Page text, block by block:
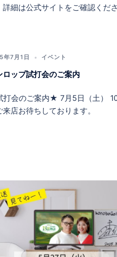
詳細は公式サイトをご確認くださ
年7月1日 イベント
ロップ試打会のご案内
会のご案内★ 7月5日（土） 10
来店お待ちしております。